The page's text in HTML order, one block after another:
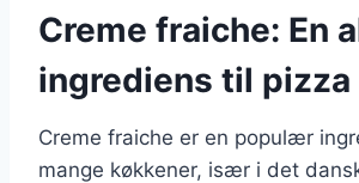
Creme fraiche: En
ingrediens til pizza
Creme fraiche er en populær
mange køkkener, især i det